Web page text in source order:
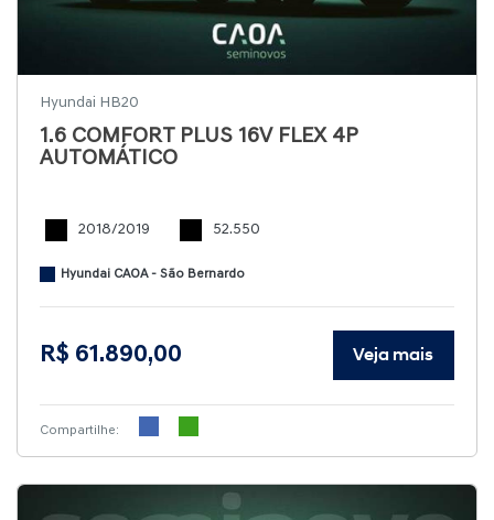
Hyundai HB20
1.6 COMFORT PLUS 16V FLEX 4P
AUTOMÁTICO
2018/2019 52.550
Hyundai CAOA - São Bernardo
R$ 61.890,00 Veja mais
Compartilhe: